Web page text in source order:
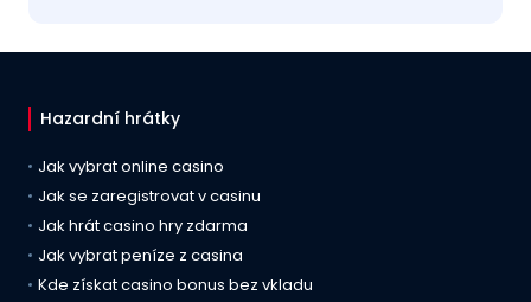
Hazardní hrátky
Jak vybrat online casino
Jak se zaregistrovat v casinu
Jak hrát casino hry zdarma
Jak vybrat peníze z casina
Kde získat casino bonus bez vkladu